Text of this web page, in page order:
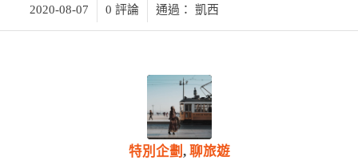
2020-08-07
/ 0 評論 通過： 凱西
特別企劃 , 聊旅遊